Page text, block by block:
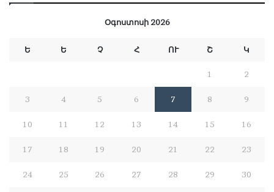
Օգոստոսի 2026
Ե Ե Չ Հ ՈՒ Շ Կ
1 2
3 4 5 6 7 8 9
10 11 12 13 14 15 16
17 18 19 20 21 22 23
24 25 26 27 28 29 30